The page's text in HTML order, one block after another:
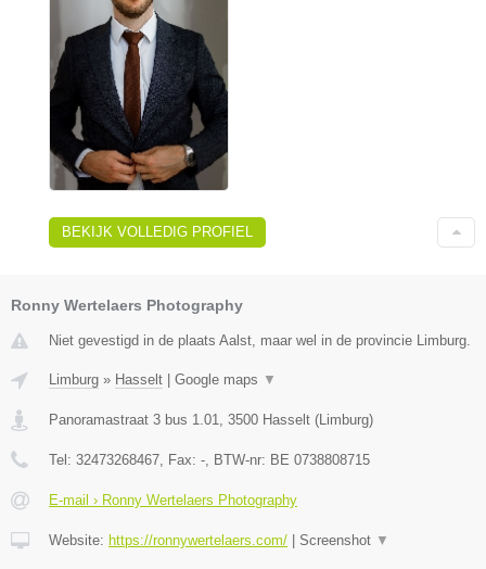
BEKIJK VOLLEDIG PROFIEL
Ronny Wertelaers Photography
Niet gevestigd in de plaats Aalst, maar wel in de provincie Limburg.
Limburg » Hasselt Google maps ▼
Panoramastraat 3 bus 1.01 3500 Hasselt ( Limburg)
Tel: 32473268467 , Fax: - , BTW-nr: BE 0738808715
E-mail › Ronny Wertelaers Photography
Website: https://ronnywertelaers.com/ Screenshot ▼